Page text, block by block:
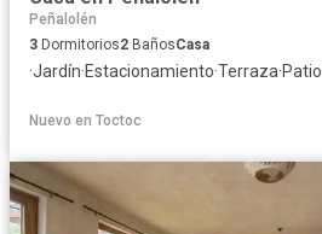
Peñalolén
3 Dormitorios2 BañosCasa
·Jardín·Estacionamiento·Terraza·Patio
Nuevo en Toctoc